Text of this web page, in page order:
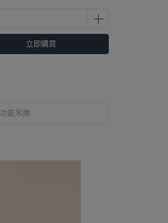
立即購買
功能吊牌